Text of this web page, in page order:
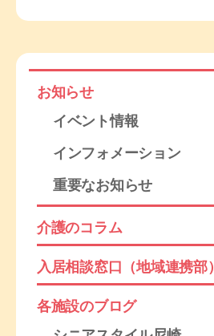
お知らせ
イベント情報
インフォメーション
重要なお知らせ
介護のコラム
入居相談窓口（地域連携部）
各施設のブログ